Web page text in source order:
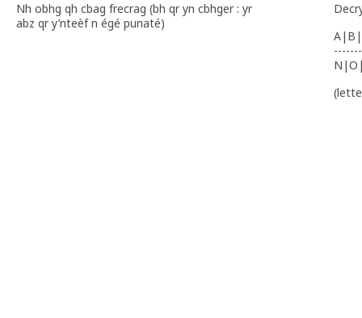
Nh obhg qh cbag frecrag (bh qr yn cbhger : yr
abz qr y’nteèf n égé punaté)